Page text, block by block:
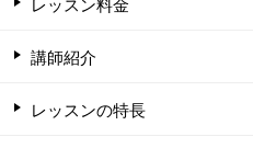
講師紹介
レッスンの特長